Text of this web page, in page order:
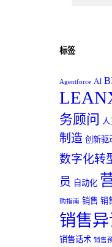
标签
Agentforce AI
务顾问
制造 创新驱
数字化转
员 自动化
购指南 销售 销
销售
销售话术 销售